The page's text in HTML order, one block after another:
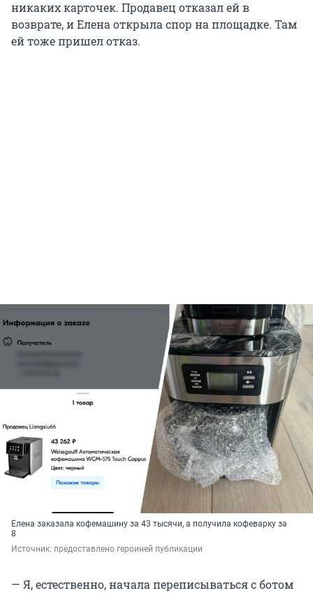
никаких карточек. Продавец отказал ей в
возврате, и Елена открыла спор на площадке. Там
ей тоже пришел отказ.
Елена заказала кофемашину за 43 тысячи, а получила кофеварку за
8
Источник: предоставлено героиней публикации
— Я, естественно, начала переписываться с ботом